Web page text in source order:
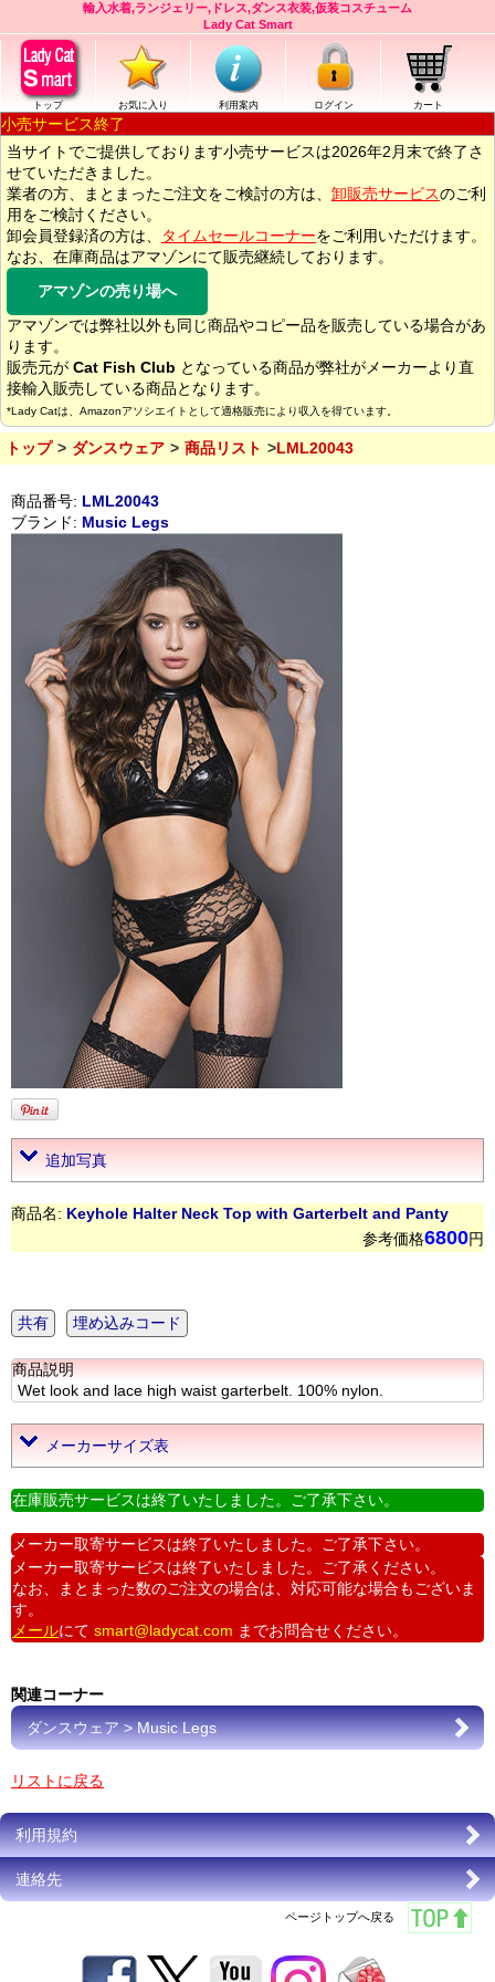
輸入水着,ランジェリー,ドレス,ダンス衣装,仮装コスチューム
Lady Cat Smart
トップ お気に入り 利用案内 ログイン カート
小売サービス終了
当サイトでご提供しております小売サービスは2026年2月末で終了さ
せていただきました。
業者の方、まとまったご注文をご検討の方は、 卸販売サービスのご利
用をご検討ください。
卸会員登録済の方は、
タイムセールコーナーをご利用いただけます。
なお、在庫商品はアマゾンにて販売継続しております。
アマゾンの売り場へ
アマゾンでは弊社以外も同じ商品やコピー品を販売している場合があ
ります。
販売元が Cat Fish Club となっている商品が弊社がメーカーより直
接輸入販売している商品となります。
*Lady Catは、Amazonアソシエイトとして適格販売により収入を得ています。
トップ ダンスウェア 商品リスト LML20043
商品番号: LML20043
ブランド: Music Legs
追加写真
商品名: Keyhole Halter Neck Top with Garterbelt and Panty
参考価格6800円
共有 埋め込みコード
商品説明
Wet look and lace high waist garterbelt. 100% nylon.
メーカーサイズ表
在庫販売サービスは終了いたしました。ご了承下さい。
メーカー取寄サービスは終了いたしました。ご了承下さい。
メーカー取寄サービスは終了いたしました。ご了承ください。
なお、まとまった数のご注文の場合は、対応可能な場合もございま
す。
メールにて smart@ladycat.com までお問合せください。
関連コーナー
ダンスウェア > Music Legs
リストに戻る
利用規約
連絡先
ページトップへ戻る